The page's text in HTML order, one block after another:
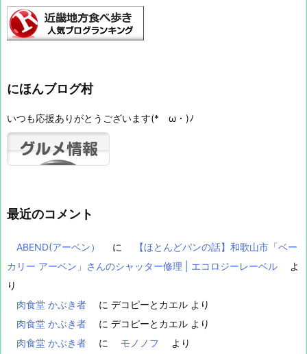
にほんブログ村
いつも応援ありがとうございます(*ゝω・)ﾉ
最近のコメント
ABEND(アーベン） に
【ほとんどパンの話】和歌山市「ベー
カリー アーベン」さんのシャッター修理 | エコロジーレーベル
よ
り
肉食堂 かぶき者
に デコピーとカエル より
肉食堂 かぶき者
に デコピーとカエル より
肉食堂 かぶき者
に モノノフ
より